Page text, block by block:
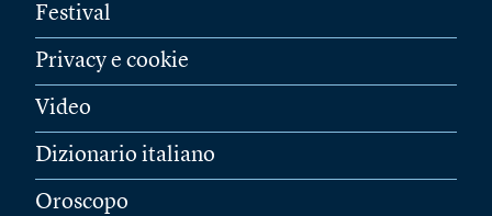
Festival
Privacy e cookie
Video
Dizionario italiano
Oroscopo